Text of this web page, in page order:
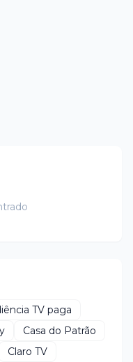
TV paga
Casa do Patrão
Claro TV